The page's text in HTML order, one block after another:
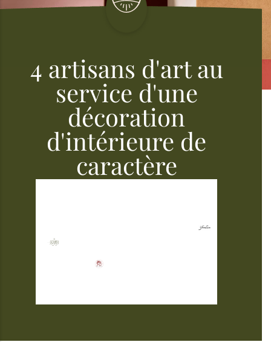
4 artisans d'art au
service d'une
décoration
d'intérieure de
caractère